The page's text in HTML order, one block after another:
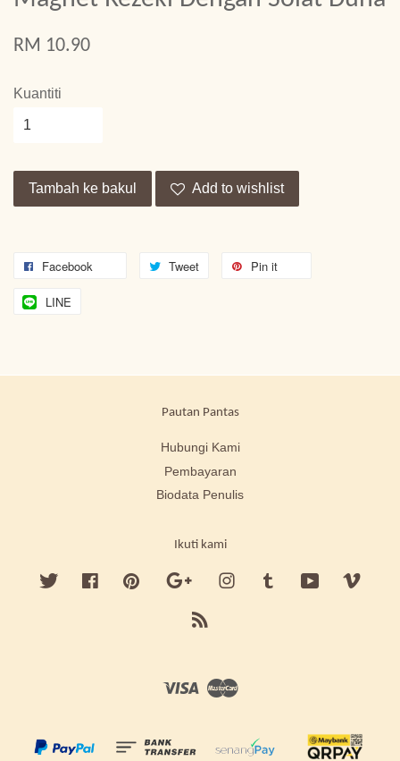
RM 10.90
Kuantiti
Tambah ke bakul Add to wishlist
Facebook Tweet Pin it
LINE
Pautan Pantas
Hubungi Kami
Pembayaran
Biodata Penulis
Ikuti kami
Twitter FacebookPinterest Google InstagramTumblr YouTube
Visa Master